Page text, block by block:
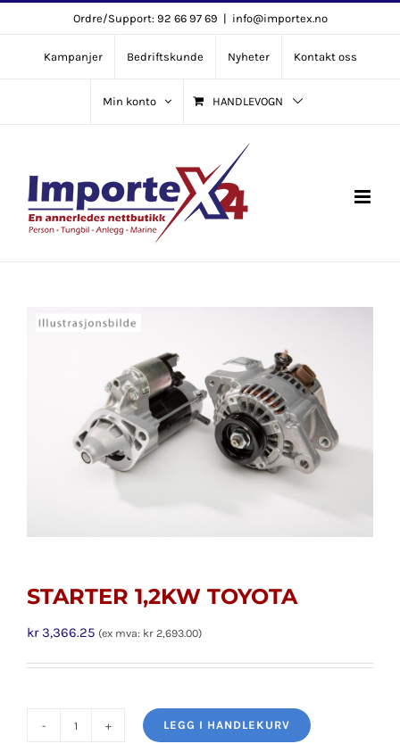
content
Ordre/Support: 92 66 97 69 | info@importex.no
Kampanjer Bedriftskunde Nyheter Kontakt oss
Min konto HANDLEVOGN
STARTER 1,2KW TOYOTA
kr3,366.25 (ex mva: kr 2,693.00)
LEGG I HANDLEKURV